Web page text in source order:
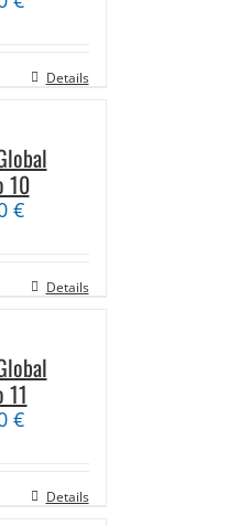
Details
10
€
Details
11
€
Details